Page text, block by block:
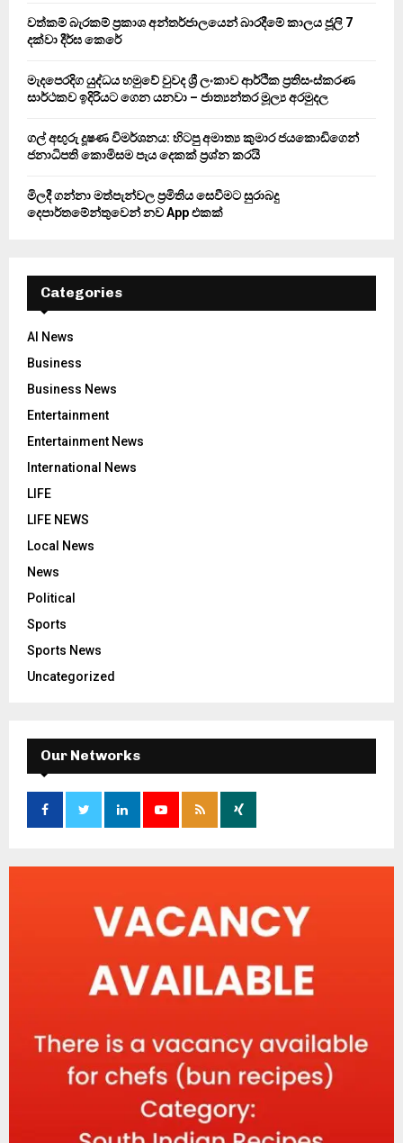
වත්කම් බැරකම් ප්‍රකාශ අන්තර්ජාලයෙන් බාරදීමේ කාලය ජූලි 7
දක්වා දීර්ඝ කෙරේ
මැදපෙරදිග යුද්ධය හමුවේ වුවද ශ්‍රී ලංකාව ආර්ථික ප්‍රතිසංස්කරණ
සාර්ථකව ඉදිරියට ගෙන යනවා – ජාත්‍යන්තර මූල්‍ය අරමුදල
ගල් අඟුරු දූෂණ විමර්ශනය: හිටපු අමාත්‍ය කුමාර ජයකොඩිගෙන්
ජනාධිපති කොමිසම පැය දෙකක් ප්‍රශ්න කරයි
මිලදී ගන්නා මත්පැන්වල ප්‍රමිතිය සෙවීමට සුරාබදු
දෙපාර්තමේන්තුවෙන් නව App එකක්
Categories
AI News
Business
Business News
Entertainment
Entertainment News
International News
LIFE
LIFE NEWS
Local News
News
Political
Sports
Sports News
Uncategorized
Our Networks